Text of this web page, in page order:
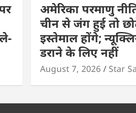
अमेरिका परमाणु
चीन से जंग हुई तो
इस्तेमाल होंगे;
डराने के लिए नहीं
August 7, 2026 Star